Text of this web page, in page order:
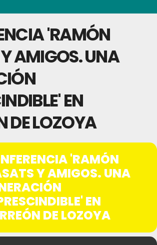
'RAMÓN
AMIGOS. UNA
EN
DE LOZOYA
'RAMÓN
Y AMIGOS. UNA
EN
DE LOZOYA